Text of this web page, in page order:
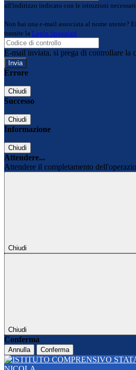
all'indirizzo indicato con le istruzioni
Non hai una e-mail associata al nome utente?
tramite la Login Spaggiari
E-mail inviata, si prega di controllare la
Errore
Chiudi
Successo
Chiudi
Informazione
Chiudi
Attendere...
Attendere il completamento
Chiudi
Chiudi
Conferma
Annulla Conferma